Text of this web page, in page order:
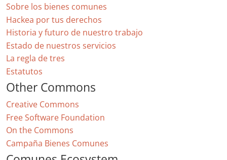
Sobre los bienes comunes
Hackea por tus derechos
Historia y futuro de nuestro trabajo
Estado de nuestros servicios
La regla de tres
Estatutos
Other Commons
Creative Commons
Free Software Foundation
On the Commons
Campaña Bienes Comunes